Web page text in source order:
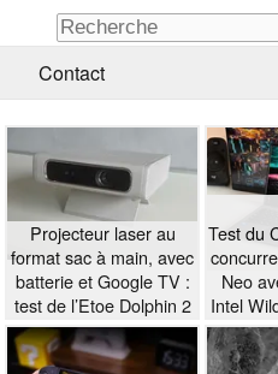
Contact
Projecteur laser au
format sac à main, avec
batterie et Google TV :
test de l’Etoe Dolphin 2
Test du
Neo
Intel